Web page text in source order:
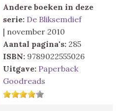
Andere boeken in deze
serie: De Bliksemdief
| november 2010
Aantal pagina's: 285
ISBN: 9789022555026
Uitgave: Paperback
Goodreads